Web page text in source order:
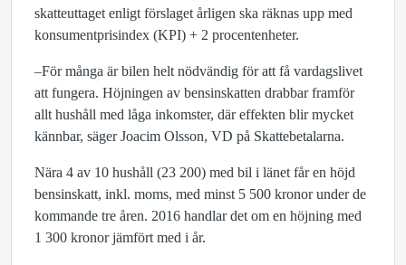
skatteuttaget enligt förslaget årligen ska räknas upp med
konsumentprisindex (KPI) + 2 procentenheter.
–För många är bilen helt nödvändig för att få vardagslivet
att fungera. Höjningen av bensinskatten drabbar framför
allt hushåll med låga inkomster, där effekten blir mycket
kännbar, säger Joacim Olsson, VD på Skattebetalarna.
Nära 4 av 10 hushåll (23 200) med bil i länet får en höjd
bensinskatt, inkl. moms, med minst 5 500 kronor under de
kommande tre åren. 2016 handlar det om en höjning med
1 300 kronor jämfört med i år.